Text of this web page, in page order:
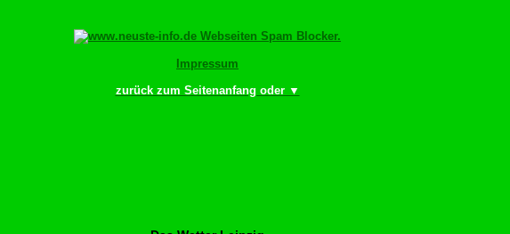
Impressum
zurück zum Seitenanfang oder ▼